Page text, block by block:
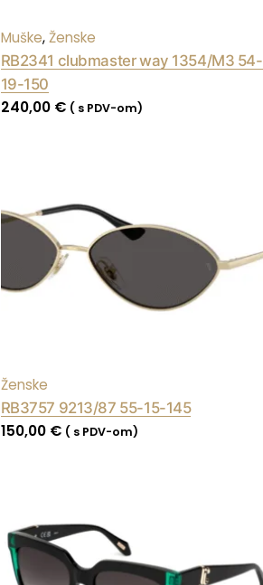
Muške, Ženske
RB2341 clubmaster way 1354/M3 54-
19-150
240,00 € ( s PDV-om)
Ženske
RB3757 9213/87 55-15-145
150,00 € ( s PDV-om)